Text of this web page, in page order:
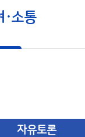
·소통
자유토론